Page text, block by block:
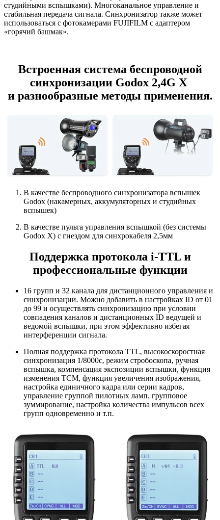
студийными вспышками). Многоканальное управление и
стабильная передача сигнала. Синхронизатор также может
использоваться с фотокамерами FUJIFILM с адаптером
«горячий башмак».
Встроенная система беспроводной
синхронизации Godox 2,4G X
и разнообразные методы применения.
В качестве беспроводного синхронизатора вспышек
Godox (накамерных, аккумуляторных и студийных
вспышек)
В качестве пульта управления вспышкой (без системы
Godox X) с гнездом для синхрокабеля 2,5мм
Поддержка протокола i-TTL и
профессиональные функции
16 групп и 32 канала для дистанционного управления и
синхронизации. Можно добавить в настройках ID от 01
до 99 и осуществлять синхронизацию при условии
совпадения каналов и дистанционных ID ведущей и
ведомой вспышки, при этом эффективно избегая
интерференции сигнала.
Полная поддержка протокола TTL, высокоскоростная
синхронизация 1/8000с, режим стробоскопа, ручная
вспышка, компенсация экспозиции вспышки, функция
изменения TCM, функция увеличения изображения,
настройка единичного кадра или серии кадров,
управление группой пилотных ламп, групповое
зуммирование, настройка количества импульсов всех
групп одновременно и т.п.